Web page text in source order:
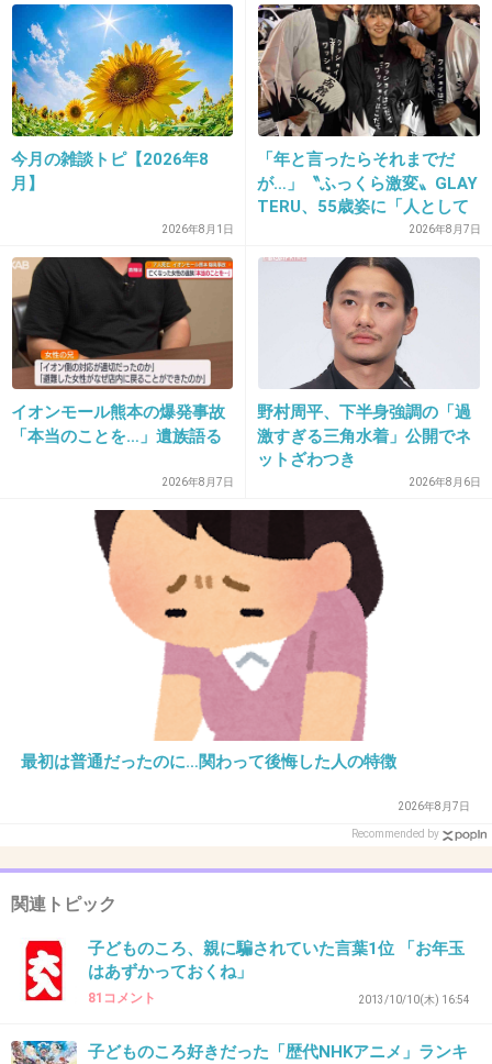
27. 匿名2014/04/10(木) 18:46:51
潮干狩りに行くのに、小学校の短パンを履かさ
れた。
まぁ、汚れるし濡れるからそれでもいいんだけ
ど、思いっきり何年何組〇〇と書かれているか
ら恥ずかしかった。
なんか、もっとほかになかったのかな(^_^;)
+19
28. 匿名2014/04/10(木) 18:47:26
24
+61
2014/04/10(木) 18:48:23
電車で割り込みして座る母、私が周りの人にあ
わせて乗車し、座るところが無いのを見て『ほ
ら！トロトロしてるから』と大きな声で怒られ
て恥ずかしかった(ｰｰ;)
30. 匿名2014/04/10(木) 18:53:16
24さん
ああ…同級生にもいた
母親の手作りらしいけど
今月の雑談トピ【2026年8
月】
2026年8月1日
「年と言ったらそれまでだ
が…」〝ふっくら激変〟GLAY
TERU、55歳姿に「人として
好きすぎる」「TERUさんに
は見えない」「分からなかっ
2026年8月7日
イオンモール熊本の爆発事故
「本当のことを…」遺族語る
2026年8月7日
野村周平、下半身強調の「過
激すぎる三角水着」公開でネ
ットざわつき
2026年8月6日
最初は普通だったのに…関わって後悔した人の特徴
2026年8月7日
Recommended by
関連トピック
子どものころ、親に騙されていた言葉1位 「お年玉
はあずかっておくね」
81コメント 2013/10/10(木) 16:54
子どものころ好きだった「歴代NHKアニメ」ランキ